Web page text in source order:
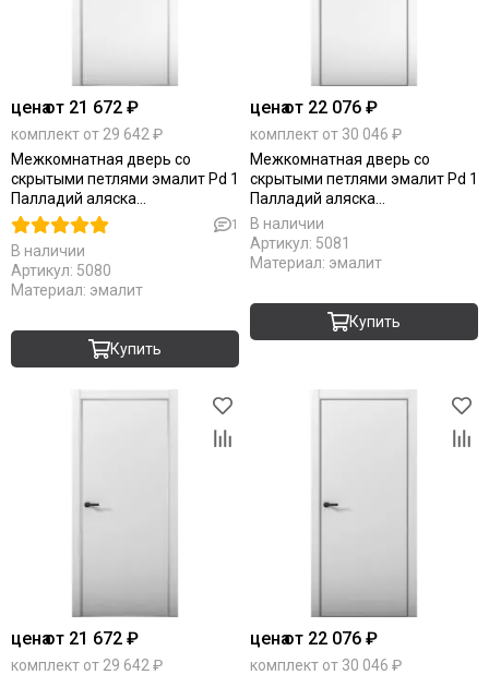
ценаот 21 672 ₽
комплект от 29 642 ₽
Межкомнатная дверь со
скрытыми петлями эмалит Pd 1
Палладий аляска
алюминиевая кромка Al глухая1
В наличии
Артикул: 5080
Материал: эмалит
Купить
ценаот 22 076 ₽
комплект от 30 046 ₽
Межкомнатная дверь со
скрытыми петлями эмалит Pd 1
Палладий аляска
алюминиевая кромка Al Black
Edition глухая
В наличии
Артикул: 5081
Материал: эмалит
Купить
ценаот 21 672 ₽
комплект от 29 642 ₽
ценаот 22 076 ₽
комплект от 30 046 ₽